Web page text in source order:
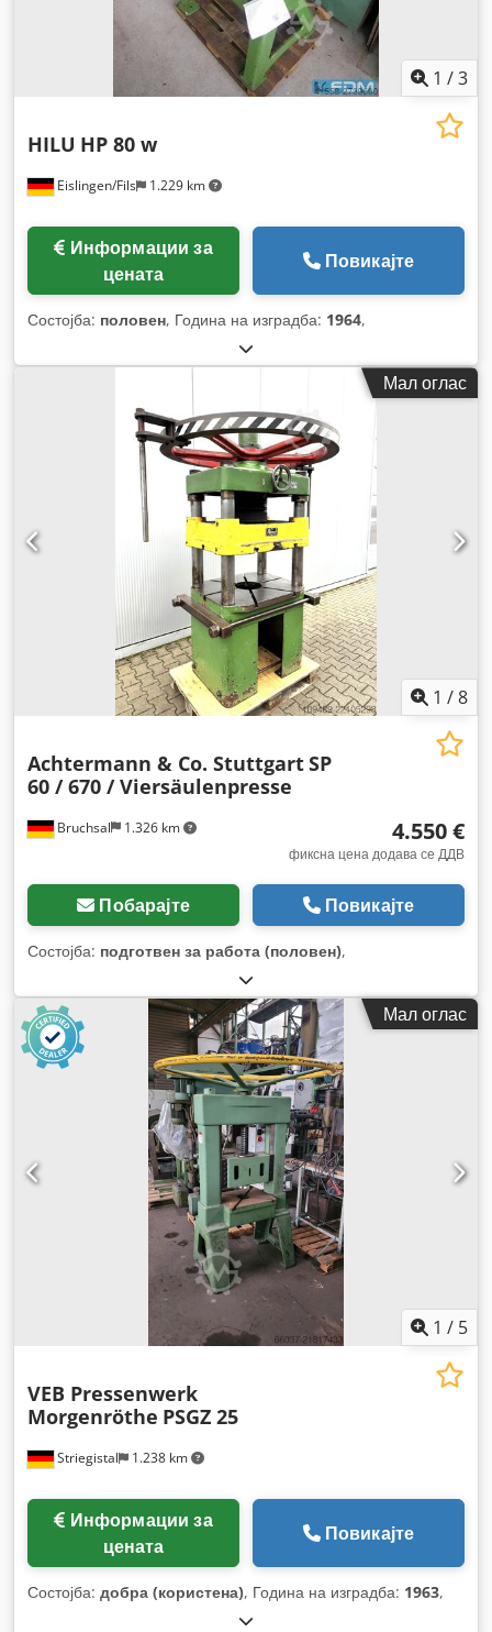
1 /3
Eislingen/Fils 1.229 km
HILU HP 80 w
цената
Повикајте
Состојба: половен, Година на изградба: 1964,
Мал оглас
1 /8
Bruchsal 1.326 km
Achtermann & Co. StuttgartSP
60 / 670 / Viersäulenpresse
4.550 €
фиксна цена додава се ДДВ
Побарајте Повикајте
Состојба: подготвен за работа (половен),
Мал оглас
1 / 5
Striegistal 1.238 km
VEB Pressenwerk
Morgenröthe PSGZ 25
цената
Повикајте
Состојба: добра (користена), Година на изградба: 1963,